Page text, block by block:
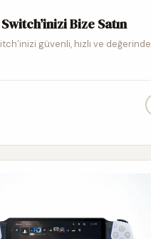
Bize Satın
güvenli, hızlı ve değerinde